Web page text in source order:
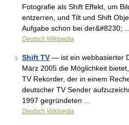
Fotografie als Shift Effekt, um
entzerren, und Tilt und Shift
Aufgabe schon bei der&#8230; …
Deutsch Wikipedia
9 Shift TV — ist ein webbasierter
März 2005 die Möglichkeit
TV Rekorder, der in einem
deutscher TV Sender
1997 gegründeten …
Deutsch Wikipedia